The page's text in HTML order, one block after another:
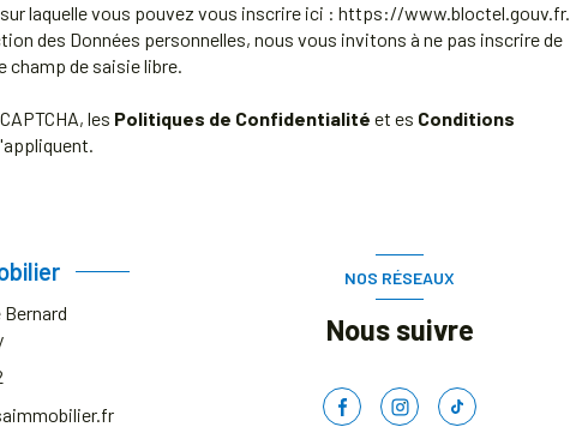
laquelle vous pouvez vous inscrire ici : https://www.bloctel.gouv.fr.
des Données personnelles, nous vous invitons à ne pas inscrire de
champ de saisie libre.
les Politiques de Confidentialité et es Conditions
Bernard
NOS RÉSEAUX
Nous suivre